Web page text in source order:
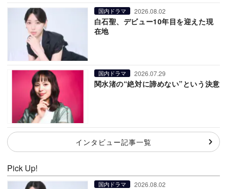
国内ドラマ 2026.08.02
白石聖、デビュー10年目を迎えた現
在地
国内ドラマ 2026.07.29
関水渚の“絶対に諦めない”という決意
インタビュー記事一覧
Pick Up!
国内ドラマ 2026.08.02